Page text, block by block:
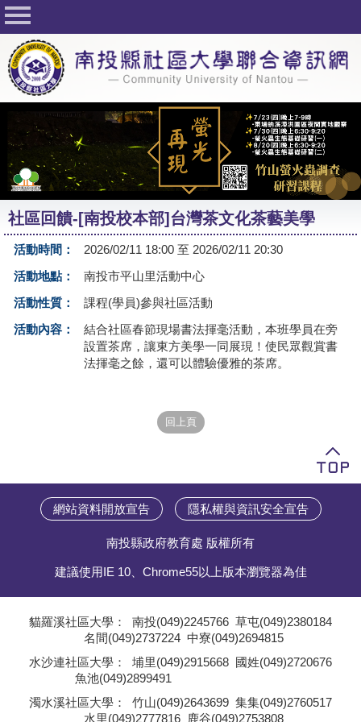
回首頁
關於社大
公佈欄
行事曆
最新活動
活動花絮
課程一覽表
志工與社團
友站連結
社區回饋-[南投校本部]台灣茶文化茶藝美學
活動時間：
2026/02/11 18:00 至 2026/02/11 20:30
活動地點：
南投市平山里活動中心
活動性質：
課程(學員)參與社區活動
活動內容：
結合社區春節現場書法揮毫活動，本班學員在旁
設置茶席，讓東方美學一同展現！使民眾觀賞書
法揮毫之餘，還可以體驗優雅的茶席。
網站資料開放宣告 隱私權與資訊安全宣告
南投縣政府教育處 版權所有
建議使用IE 10、Chrome55以上版本瀏覽器為佳
貓羅溪社區大學： 南投(049)2245766 草屯(049)2380184
名間(049)2737224 中寮(049)2694815
水沙連社區大學： 埔里(049)2915668 國姓(049)2720676
魚池(049)2899491
濁水溪社區大學： 竹山(049)2643699 集集(049)2760517
水里(049)2777816 鹿谷(049)2753808